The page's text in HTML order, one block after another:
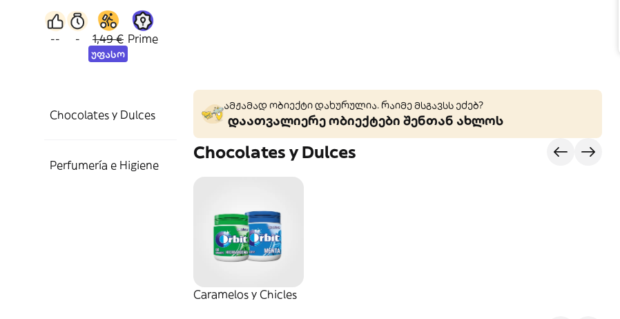
-- - 1,49 €
უფასო
Prime
Chocolates y Dulces
Caramelos y Chicles
Perfumería e Higiene
ამჟამად ობიექტი დახურულია. რაიმე მსგავსს ეძებ?
დაათვალიერე ობიექტები შენთან ახლოს
Chocolates y Dulces
Caramelos y Chicles